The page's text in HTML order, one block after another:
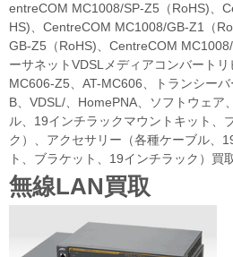
entreCOM MC1008/SP-Z5（RoHS)、
HS)、CentreCOM MC1008/GB-Z1（
GB-Z5（RoHS)、CentreCOM
ーサネットVDSLメディアコンバート
MC606-Z5、AT-MC606、トランシー
B、VDSL/、HomePNA、ソフトウェア
ル、19インチラックマウントキット、
ク）、アクセサリー（各種ケーブル、
ト、ブラケット、19インチラック）買
無線LAN買取